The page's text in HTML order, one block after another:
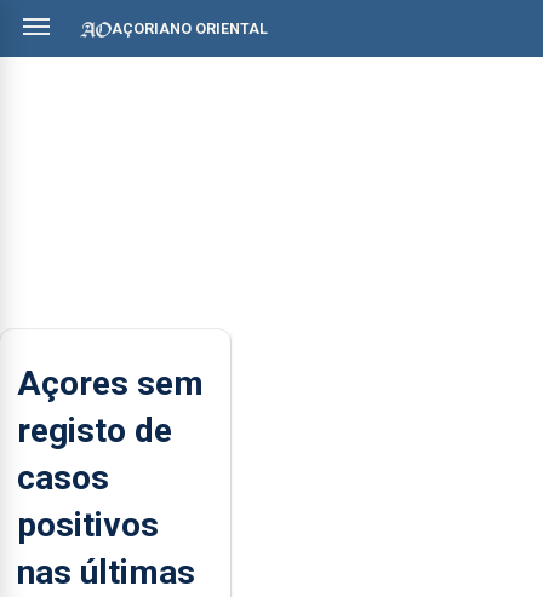
AÇORIANO ORIENTAL
Açores sem
registo de
casos
positivos
nas últimas